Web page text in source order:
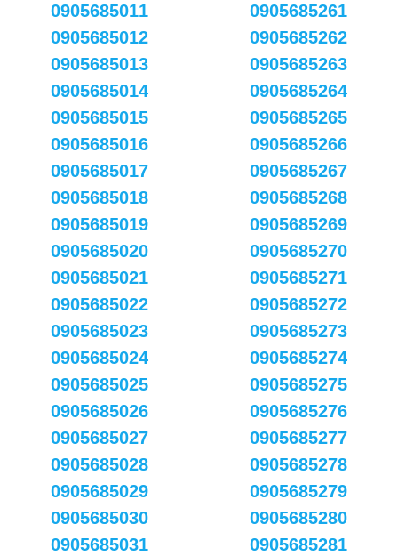
0905685011
0905685012
0905685013
0905685014
0905685015
0905685016
0905685017
0905685018
0905685019
0905685020
0905685021
0905685022
0905685023
0905685024
0905685025
0905685026
0905685027
0905685028
0905685029
0905685030
0905685031
0905685261
0905685262
0905685263
0905685264
0905685265
0905685266
0905685267
0905685268
0905685269
0905685270
0905685271
0905685272
0905685273
0905685274
0905685275
0905685276
0905685277
0905685278
0905685279
0905685280
0905685281